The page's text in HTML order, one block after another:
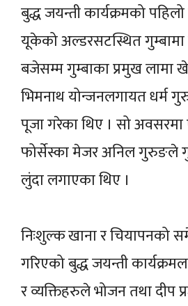
बुद्ध जयन्ती कार्यक्रमको
यूकेको अल्डरसटस्थित गुम्बामा
बजेसम्म गुम्बाका प्रमुख लामा
भिमनाथ योन्जनलगायत धर्म
पूजा गरेका थिए । सो
फोर्सेस्का मेजर अनिल गुरुङले
लुंदा लगाएका थिए ।
निःशुल्क खाना र चियापनको
गरिएको बुद्ध जयन्ती
र व्यक्तिहरुले भोजन तथा दीप